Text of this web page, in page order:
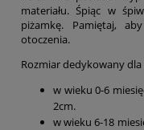
materiału. Śpiąc w
piżamkę. Pamiętaj,
otoczenia.
Rozmiar dedykowany
w wieku 0-6
2cm.
w wieku 6-18